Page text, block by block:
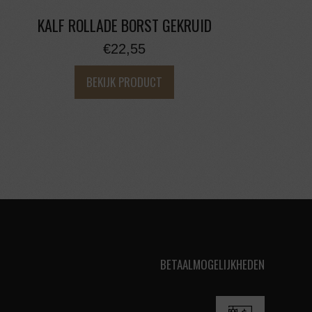
KALF ROLLADE BORST GEKRUID
€22,55
BEKIJK PRODUCT
BETAALMOGELIJKHEDEN